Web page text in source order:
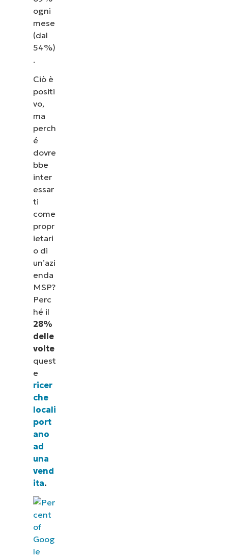
ogni
mese
(dal
54%)
.
Ciò è
positi
vo,
ma
perch
é
dovre
bbe
inter
essar
ti
come
propr
ietari
o di
un’azi
enda
MSP?
Perc
hé il
28%
delle
volte
quest
e
ricer
che
locali
port
ano
ad
una
vend
ita.